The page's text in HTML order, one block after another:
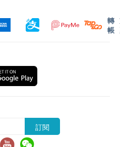
話或電郵通知顧客再作安
時，有責任檢查貨品是否
如退換之產品有任何殘缺
受理。3. 如有其他損壞或
效收據正本，並於送貨後
轉
帳
訂閱